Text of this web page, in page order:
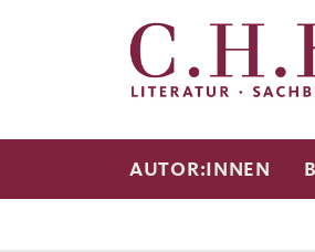
AUTOR:INNEN